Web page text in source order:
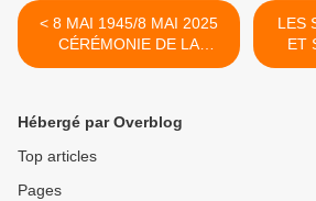
< 8 MAI 1945/8 MAI 2025
CÉRÉMONIE DE LA
COMMÉMORATION AUX
LES
ET
Hébergé par Overblog
Top articles
Pages